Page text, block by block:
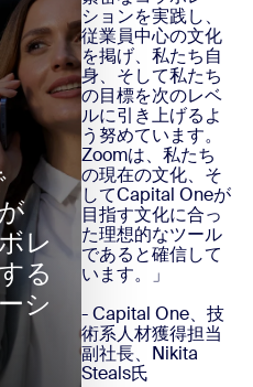
レ
る
シ
ションを実践し、
従業員中心の文化
を掲げ、私たち自
身、そして私たち
の目標を次のレベ
ルに引き上げるよ
う努めています。
Zoomは、私たち
の現在の文化、そ
してCapital Oneが
目指す文化に合っ
た理想的なツール
であると確信して
います。」
- Capital One、技
術系人材獲得担当
副社長、Nikita
Steals氏